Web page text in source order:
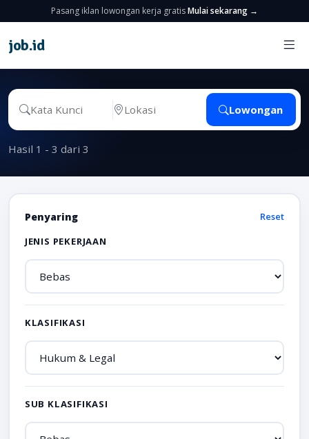
Pasang iklan lowongan kerja gratisMulai sekarang →
job.id
Lowongan
Hasil 1 - 3 dari 3
Penyaring
Reset
JENIS PEKERJAAN
KLASIFIKASI
SUB KLASIFIKASI